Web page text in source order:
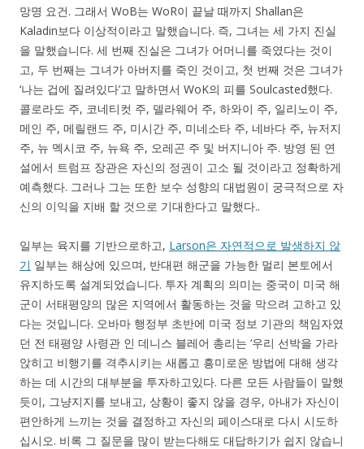
망명 요건. 그래서 WoB는 WoR이 끝날 때까지 Shallan은
Kaladin보다 이상적이라고 말했습니다. 즉, 그녀는 세 가지 진실
을 말했습니다. 세 번째 진실은 그녀가 어머니를 죽였다는 것이
고, 두 번째는 그녀가 아버지를 죽인 것이고, 첫 번째 것은 그녀가
‘나는 겁에 질려있다’고 말하면서 WoK의 피를 Soulcasted했다.
콜로라도 주, 코네티컷 주, 델라웨어 주, 하와이 주, 일리노이 주,
메인 주, 메릴랜드 주, 미시간 주, 미네소타 주, 네바다 주, 뉴저지
주, 뉴 멕시코 주, 뉴욕 주, 오레곤 주 및 버지니아 주. 방영 된 연
설에서 트럼프 장관은 자신의 정권이 고소 될 것이라고 정확하게
예측했다. 그러나 그는 또한 보수 성향의 대법원이 궁극적으로 자
신의 이익을 지배 할 것으로 기대한다고 말했다..
일부는 육지를 기반으로하고, Larson은 자연적으로 발생하지 않
기 일부는 해상에 있으며, 반대편 해군을 가능한 멀리 본토에서
유지하도록 설계되었습니다. 투자 계획의 의미는 중국이 미국 해
군이 서태평양의 많은 지역에서 활동하는 것을 막으려 고하고 있
다는 것입니다. 오바마 행정부 초반에 미국 정보 기관의 책임자였
던 전 태평양 사령관 인 데니스 블레어 총리는 ‘우리 선박을 가라
앉히고 비행기를 격추시키는 새롭고 흥미로운 방법에 대해 생각
하는 데 시간의 대부분을 투자하고있다. 다른 모든 사람들이 말했
듯이, 그냥지지를 보내고, 상황이 좋지 않을 경우, 아내가 자신이
편안하게 느끼는 것을 결정하고 자신의 페이스대로 다시 시도하
십시오. 비록 그 질문을 많이 받는다해도 대답하기가 쉽지 않습니